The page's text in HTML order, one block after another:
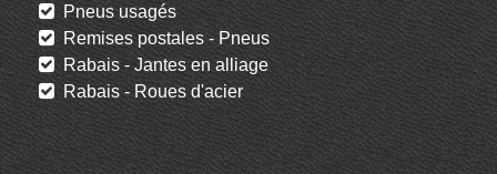
Pneus usagés
Remises postales - Pneus
Rabais - Jantes en alliage
Rabais - Roues d'acier